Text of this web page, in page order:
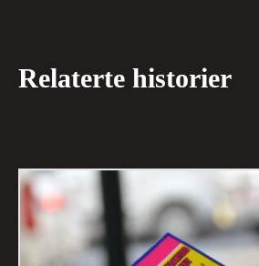
Relaterte historier